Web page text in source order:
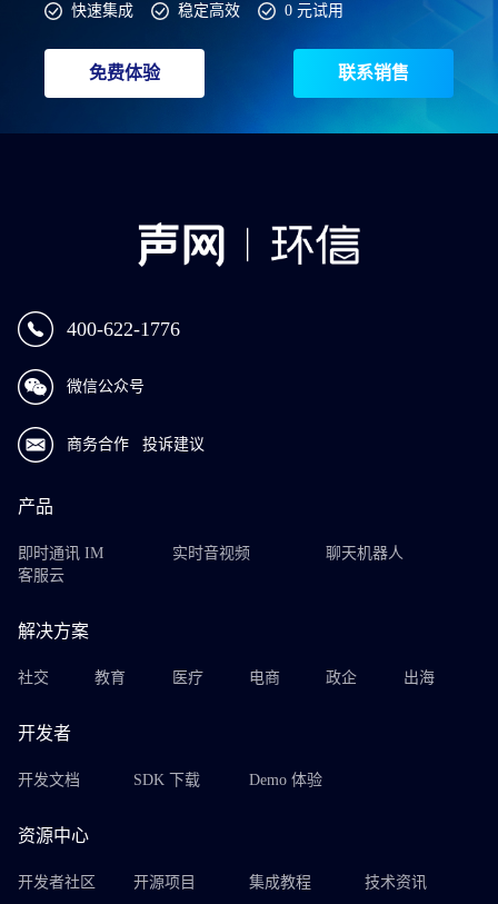
快速集成 稳定高效 0 元试用
免费体验 联系销售
400-622-1776
微信公众号
商务合作 投诉建议
产品
即时通讯 IM 实时音视频
聊天机器人
客服云
解决方案
社交 教育 医疗 电商 政企 出海
开发者
开发文档 SDK 下载 Demo 体验
资源中心
开发者社区 开源项目 集成教程 技术资讯